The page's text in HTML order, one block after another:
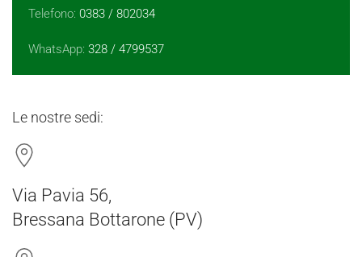
Telefono: 0383 / 802034
WhatsApp: 328 / 4799537
Le nostre sedi:
Via Pavia 56,
Bressana Bottarone (PV)